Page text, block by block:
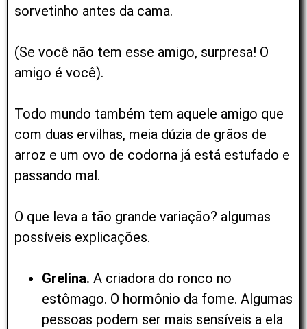
sorvetinho antes da cama.
(Se você não tem esse amigo, surpresa! O
amigo é você).
Todo mundo também tem aquele amigo que
com duas ervilhas, meia dúzia de grãos de
arroz e um ovo de codorna já está estufado e
passando mal.
O que leva a tão grande variação? algumas
possíveis explicações.
Grelina. A criadora do ronco no
estômago. O hormônio da fome. Algumas
pessoas podem ser mais sensíveis a ela